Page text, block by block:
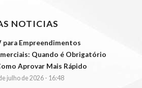
NOTICIAS
para Empreendimentos
Quando é Obrigatório
Aprovar Mais Rápido
julho de 2026 - 16:48